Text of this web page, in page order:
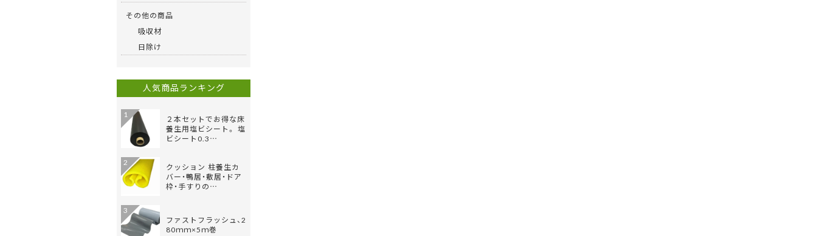
その他の商品
吸収材
日除け
人気商品ランキング
２本セットでお得な床
養生用塩ビシート。 塩
ビシート0.3…
1
クッション 柱養生カ
バー・鴨居・敷居・ドア
枠・手すりの…
2
ファストフラッシュ、2
80ｍｍ×5ｍ巻
3